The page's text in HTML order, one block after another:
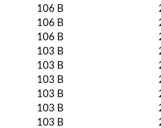
106 B
106 B
106 B
103 B
103 B
103 B
103 B
103 B
103 B